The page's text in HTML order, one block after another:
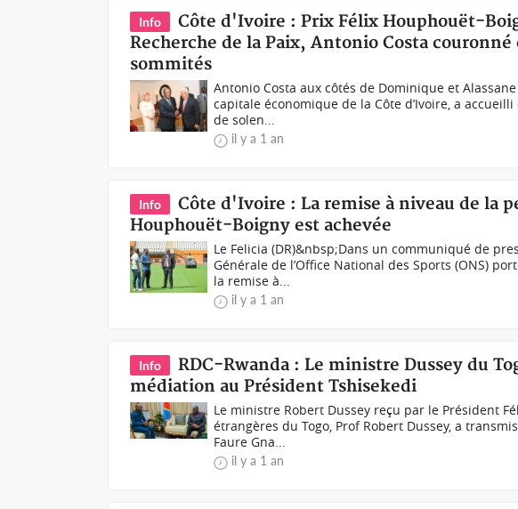
Info
Côte d'Ivoire : Prix Félix Houphouët-
Recherche de la Paix, Antonio Costa
sommités
Antonio Costa aux côtés de Dominique et
capitale économique de la Côte d’Ivoire, a
de solen...
il y a 1 an
Info
Côte d'Ivoire : La remise à niveau de la
Houphouët-Boigny est achevée
Le Felicia (DR)&nbsp;Dans un communiqué de
Générale de l’Office National des Sports (ONS)
la remise à...
il y a 1 an
Info
RDC-Rwanda : Le ministre Dussey du
médiation au Président Tshisekedi
Le ministre Robert Dussey reçu par le Président
étrangères du Togo, Prof Robert Dussey, a
Faure Gna...
il y a 1 an